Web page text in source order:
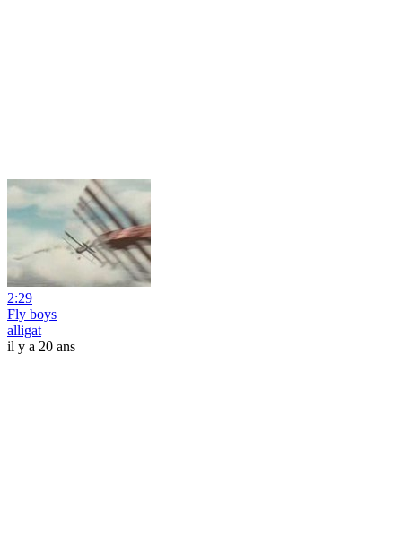
2:29
Fly boys
alligat
il y a 20 ans